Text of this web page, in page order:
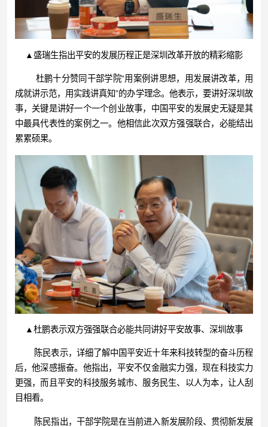
▲盛瑞生指出平安的发展历程正是深圳改革开放的精彩缩影
杜鹏十分赞同干部学院“用案例讲思想，用发展讲改革，用
成就讲示范，用实践讲真知”的办学理念。他表示，要讲好深圳故
事，关键是讲好一个一个创业故事，中国平安的发展史无疑是其
中最具代表性的案例之一。他相信此次双方强强联合，必能结出
累累硕果。
▲杜鹏表示双方强强联合必能共同讲好平安故事、深圳故事
陈民表示，详细了解中国平安近十年来科技转型的奋斗历程
后，他深感振奋。他指出，平安不仅金融实力强，现在科技实力
更强，而且平安的科技服务城市、服务民生、以人为本，让人刮
目相看。
陈民指出，干部学院是在当前进入新发展阶段、贯彻新发展